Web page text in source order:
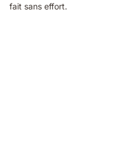
fait sans effort.